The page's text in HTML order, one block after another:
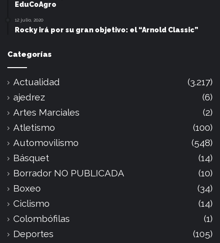
EduCoAgro
12 julio, 2020
Rocky irá por su gran objetivo: el “Arnold Classic”
Categorías
Actualidad
(3.217)
ajedrez
(6)
Artes Marciales
(2)
Atletismo
(100)
Automovilismo
(548)
Básquet
(14)
Borrador NO PUBLICADA
(10)
Boxeo
(34)
Ciclismo
(14)
Colombófilas
(1)
Deportes
(105)